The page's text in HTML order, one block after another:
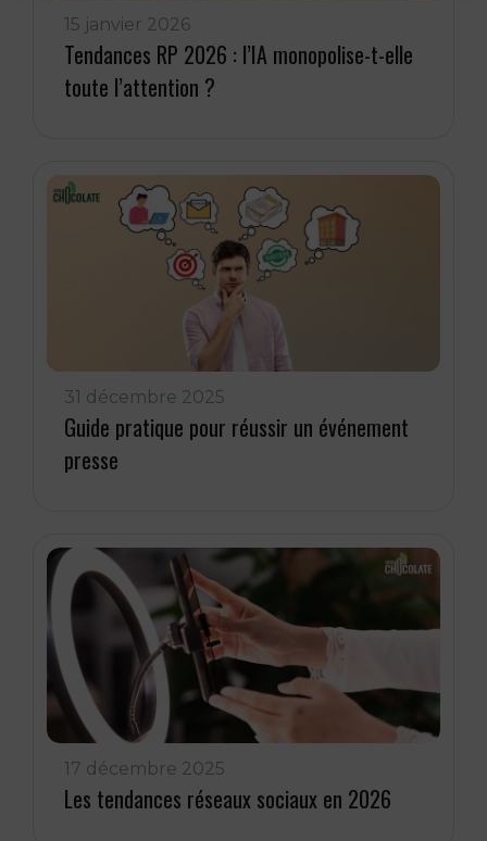
15 janvier 2026
Tendances RP 2026 : l’IA monopolise-t-elle
toute l’attention ?
31 décembre 2025
Guide pratique pour réussir un événement
presse
17 décembre 2025
Les tendances réseaux sociaux en 2026